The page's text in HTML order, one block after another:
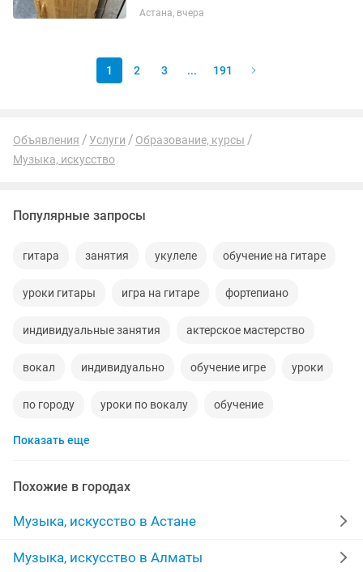
назвать одной из самых совершенных
принимать...
Астана, вчера
1 2 3 ... 191
Объявления Услуги
Образование, курсы
Музыка, искусство
Популярные запросы
гитара занятия укулеле обучение на гитаре
уроки гитары игра на гитаре фортепиано
индивидуальные занятия актерское мастерство
вокал индивидуально обучение игре уроки
по городу уроки по вокалу обучение
уроки домбры
детское курс детей
индивидуальное обучение музыку
Показать еще
Похожие в городах
Музыка, искусство в Астане
Музыка, искусство в Алматы